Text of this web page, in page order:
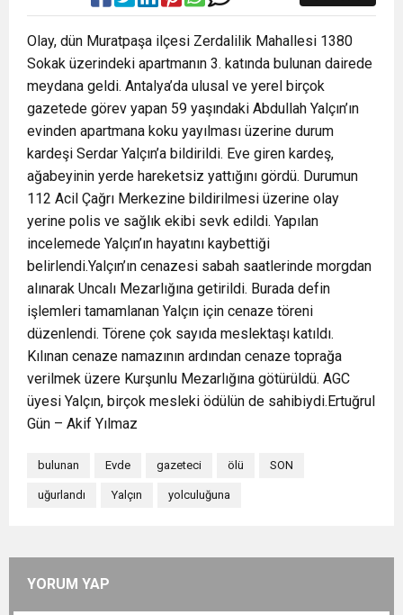
Olay, dün Muratpaşa ilçesi Zerdalilik Mahallesi 1380
Sokak üzerindeki apartmanın 3. katında bulunan dairede
meydana geldi. Antalya’da ulusal ve yerel birçok
gazetede görev yapan 59 yaşındaki Abdullah Yalçın’ın
evinden apartmana koku yayılması üzerine durum
kardeşi Serdar Yalçın’a bildirildi. Eve giren kardeş,
ağabeyinin yerde hareketsiz yattığını gördü. Durumun
112 Acil Çağrı Merkezine bildirilmesi üzerine olay
yerine polis ve sağlık ekibi sevk edildi. Yapılan
incelemede Yalçın’ın hayatını kaybettiği
belirlendi.Yalçın’ın cenazesi sabah saatlerinde morgdan
alınarak Uncalı Mezarlığına getirildi. Burada defin
işlemleri tamamlanan Yalçın için cenaze töreni
düzenlendi. Törene çok sayıda meslektaşı katıldı.
Kılınan cenaze namazının ardından cenaze toprağa
verilmek üzere Kurşunlu Mezarlığına götürüldü. AGC
üyesi Yalçın, birçok mesleki ödülün de sahibiydi.Ertuğrul
Gün – Akif Yılmaz
bulunan Evde gazeteci ölü SON
uğurlandı Yalçın yolculuğuna
YORUM YAP